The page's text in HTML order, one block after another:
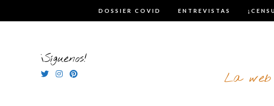
DOSSIER COVID ENTREVISTAS
¡Síguenos!
La